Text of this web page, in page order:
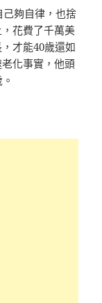
夠自律，也捨
花費了千萬美
才能40歲還如
化事實，他頭